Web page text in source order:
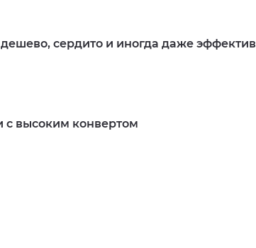
Подробнее
сердито и иногда даже
высоким конвертом